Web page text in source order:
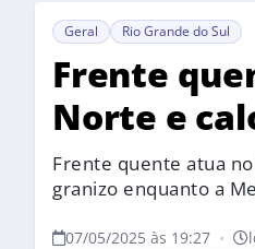
Geral Rio Grande do Sul
Frente
Norte e
Frente quente atua
granizo enquanto a
07/05/2025 às 19:27 •